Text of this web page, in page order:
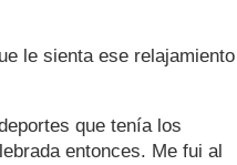
le sienta ese relajamiento
que tenía los
entonces. Me fui al